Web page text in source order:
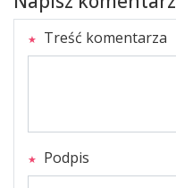
Treść komentarza
Podpis